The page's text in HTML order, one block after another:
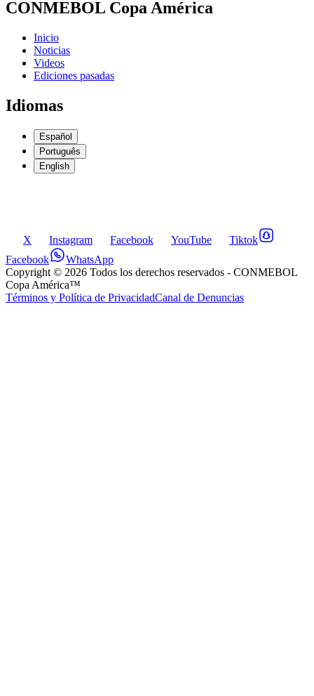
CONMEBOL Copa América
Inicio
Noticias
Videos
Ediciones pasadas
Idiomas
Español
Português
English
X Instagram Facebook YouTube
Tiktok
Facebook
WhatsApp
Copyright © 2026 Todos los derechos reservados - CONMEBOL
Copa América™
Términos y Política de PrivacidadCanal de Denuncias